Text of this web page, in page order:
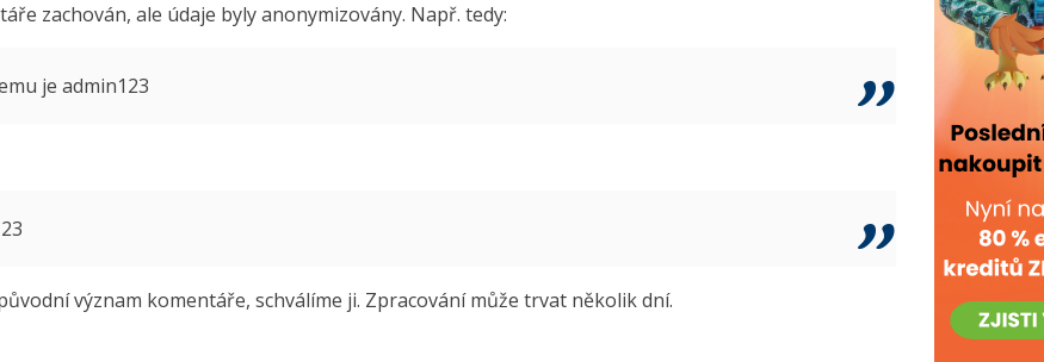
zachován, ale údaje byly anonymizovány. Např. tedy:
je admin123
význam komentáře, schválíme ji. Zpracování může trvat několik dní.